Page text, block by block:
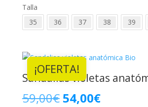
precio
original
67,00€.
precio
actual
62,00€.
Talla
35
36 37 38 39
¡OFERTA!
Sandalias violetas
59,00€ El
54,00€El